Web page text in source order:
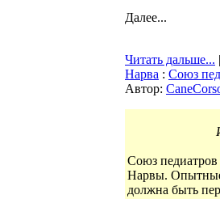
Далее...
Читать дальше...
Нарва : Союз
Автор:
Союз педиатров
Нарвы. Опытные
должна быть